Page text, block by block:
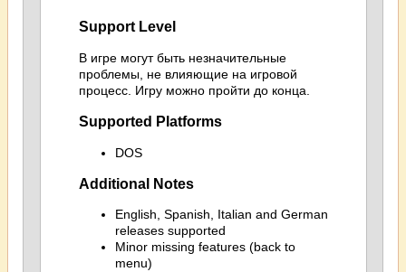
Support Level
В игре могут быть незначительные
проблемы, не влияющие на игровой
процесс. Игру можно пройти до конца.
Supported Platforms
DOS
Additional Notes
English, Spanish, Italian and German
releases supported
Minor missing features (back to
menu)